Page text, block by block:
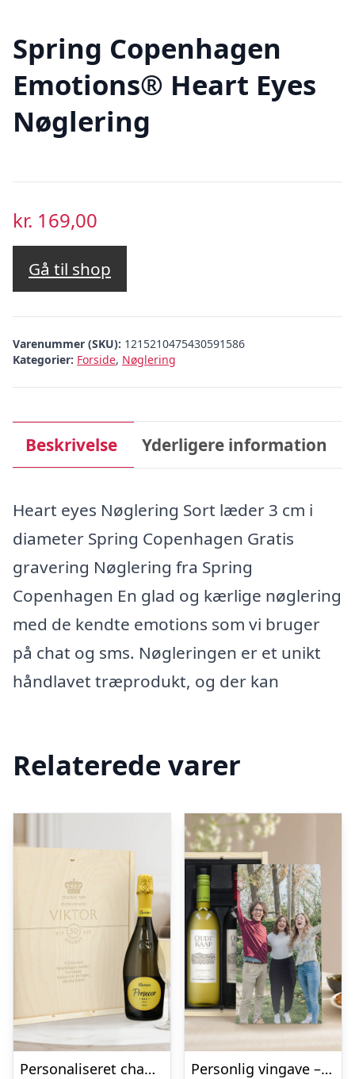
Spring Copenhagen
Emotions® Heart Eyes
Nøglering
kr. 169,00
Gå til shop
Varenummer (SKU): 1215210475430591586
Kategorier: Forside, Nøglering
Beskrivelse Yderligere information
Heart eyes Nøglering Sort læder 3 cm i
diameter Spring Copenhagen Gratis
gravering Nøglering fra Spring
Copenhagen En glad og kærlige nøglering
med de kendte emotions som vi bruger
på chat og sms. Nøgleringen er et unikt
håndlavet træprodukt, og der kan
Relaterede varer
Personaliseret champagnesæt – Riondo Prosecco Spumante – Indgraveret trækasse
Personlig vingave – Oude Kaap – Rød & Hvid – Trækasse